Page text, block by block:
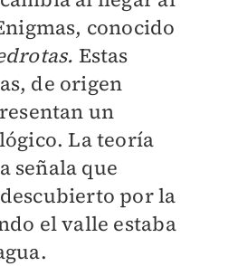
conocido
Estas
de origen
un
La teoría
señala que
por la
el valle estaba